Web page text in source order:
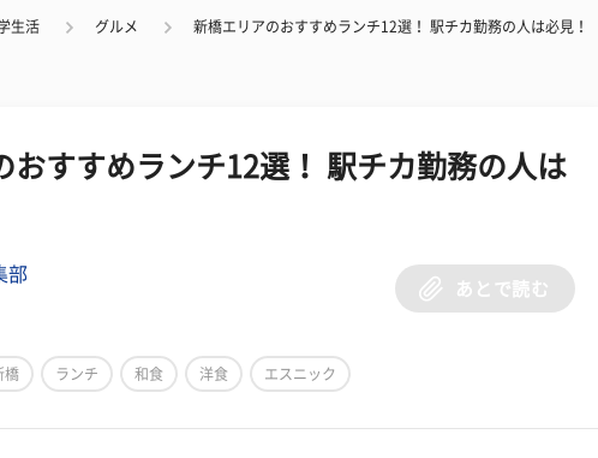
生活 グルメ 新橋エリアのおすすめランチ12選！ 駅チカ勤務の人は必見！
おすすめランチ12選！ 駅チカ勤務の人は
部
あとで読む
橋 ランチ 和食 洋食 エスニック